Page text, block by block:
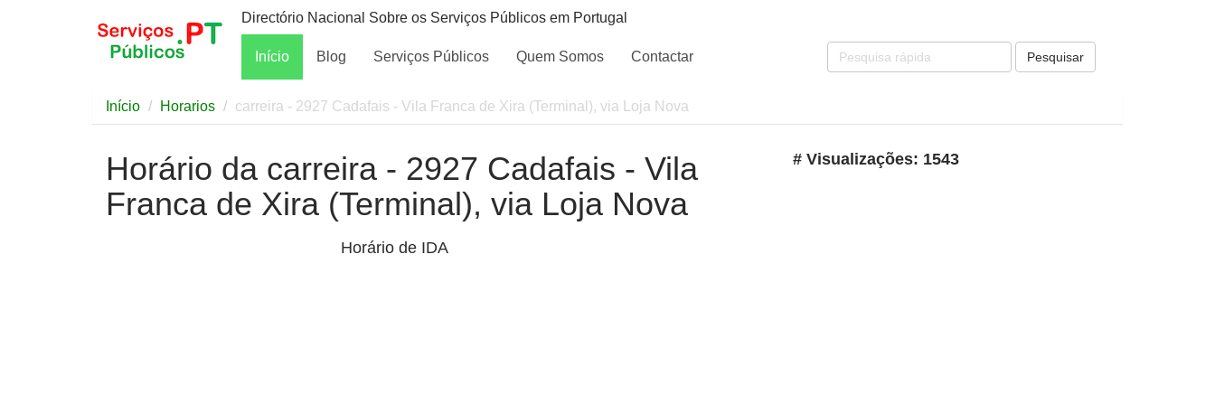
Directório Nacional Sobre os Serviços Públicos em Portugal
Início Blog Serviços Públicos Quem Somos Contactar Pesquisar
Início Horarios carreira - 2927 Cadafais - Vila Franca de Xira (Terminal), via Loja Nova
Horário da carreira - 2927 Cadafais - Vila
Franca de Xira (Terminal), via Loja Nova
Horário de IDA
# Visualizações: 1543